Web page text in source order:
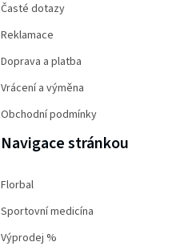
Časté dotazy
Reklamace
Doprava a platba
Vrácení a výměna
Obchodní podmínky
Navigace stránkou
Florbal
Sportovní medicína
Výprodej %